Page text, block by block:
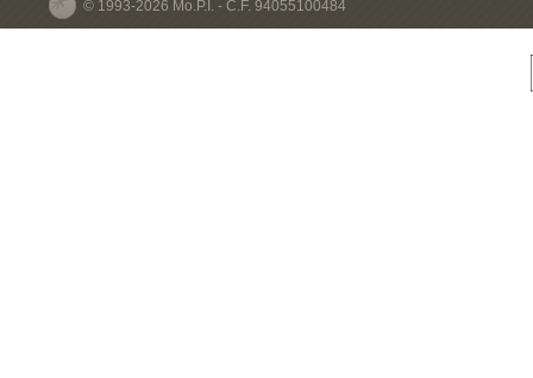
© 1993-2026 Mo.P.I. - C.F. 94055100484